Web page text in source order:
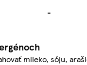
-
mlieko, sóju,